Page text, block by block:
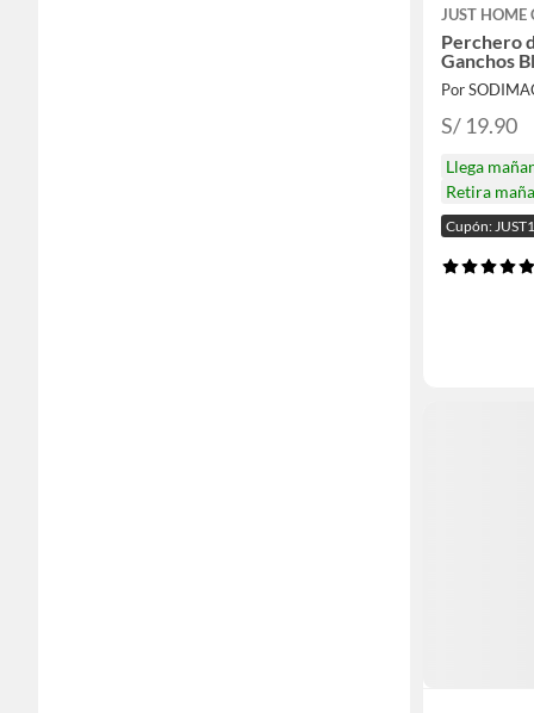
JUST HOME
Perchero
Ganchos
Por
S/ 19.90
Llega
Retira
Cupón: